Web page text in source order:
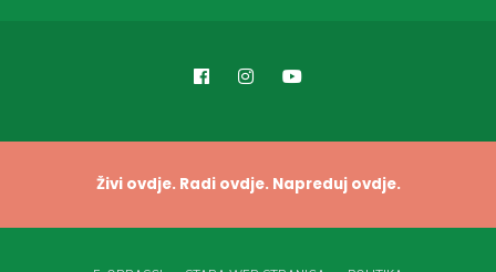
Živi ovdje. Radi ovdje. Napreduj ovdje.